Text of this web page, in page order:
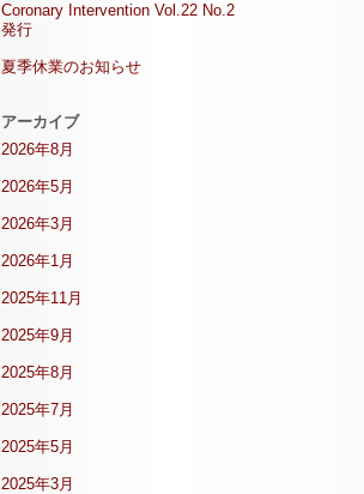
Coronary Intervention Vol.22 No.2
発行
夏季休業のお知らせ
アーカイブ
2026年8月
2026年5月
2026年3月
2026年1月
2025年11月
2025年9月
2025年8月
2025年7月
2025年5月
2025年3月